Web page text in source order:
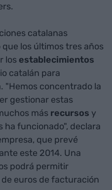
catalanas
los últimos tres años
los establecimientos
catalán para
"Hemos concentrado la
gestionar estas
más recursos y
ha funcionado", declara
que prevé
este 2014. Una
podrá permitir
euros de facturación